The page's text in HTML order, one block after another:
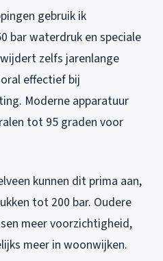
gebruik ik
bar waterdruk en speciale
zelfs jarenlange
effectief bij
Moderne apparatuur
tot 95 graden voor
kunnen dit prima aan,
tot 200 bar. Oudere
meer voorzichtigheid,
meer in woonwijken.